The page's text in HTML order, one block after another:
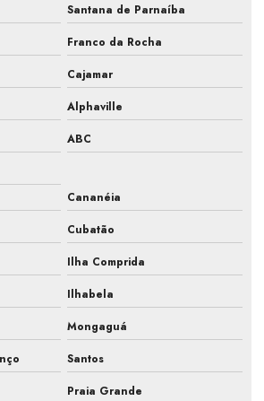
implantação de pmoc
limpeza de ar condicionado
em ar condicionado
refrigeração comercial
refrigeração industrial
de climatização
Santana de Parnaíba
Franco da Rocha
Cajamar
Alphaville
ABC
Cananéia
Cubatão
Ilha Comprida
Ilhabela
Mongaguá
Santos
Praia Grande